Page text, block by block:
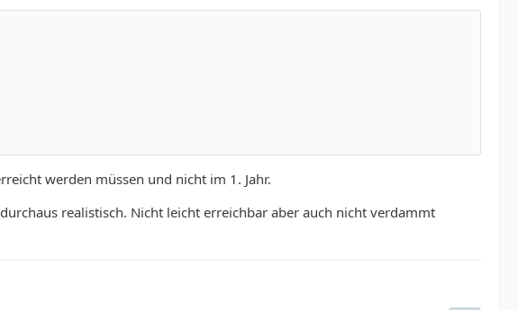
werden müssen und nicht im 1. Jahr.
realistisch. Nicht leicht erreichbar aber auch nicht verdammt